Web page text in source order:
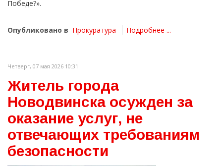
Победе?».
Опубликовано в Прокуратура Подробнее ...
Четверг, 07 мая 2026 10:31
Житель города
Новодвинска осужден за
оказание услуг, не
отвечающих требованиям
безопасности